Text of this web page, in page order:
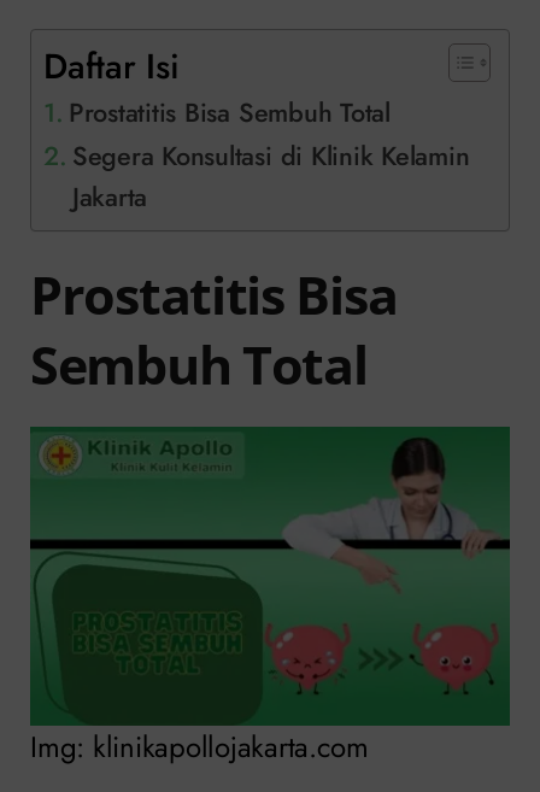
Daftar Isi
Prostatitis Bisa Sembuh Total
Segera Konsultasi di Klinik Kelamin
Jakarta
Prostatitis Bisa
Sembuh Total
Img: klinikapollojakarta.com